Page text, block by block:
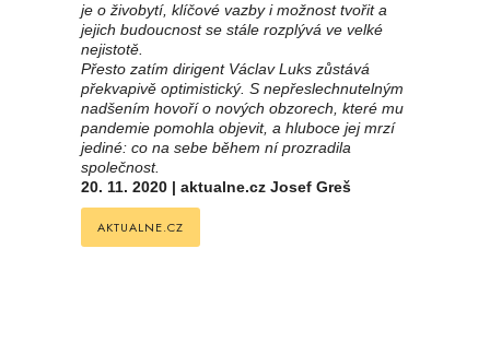
je o živobytí, klíčové vazby i možnost tvořit a
jejich budoucnost se stále rozplývá ve velké
nejistotě.
Přesto zatím dirigent Václav Luks zůstává
překvapivě optimistický. S nepřeslechnutelným
nadšením hovoří o nových obzorech, které mu
pandemie pomohla objevit, a hluboce jej mrzí
jediné: co na sebe během ní prozradila
společnost.
20. 11. 2020 | aktualne.cz Josef Greš
AKTUALNE.CZ